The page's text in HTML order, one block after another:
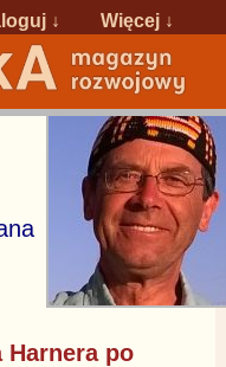
↓
Więcej ↓
Harnera po